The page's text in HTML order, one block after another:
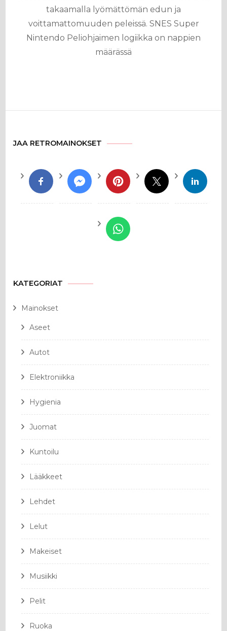
takaamalla lyömättömän edun ja
voittamattomuuden peleissä. SNES Super
Nintendo Peliohjaimen logiikka on nappien
määrässä
JAA RETROMAINOKSET
KATEGORIAT
Mainokset
Aseet
Autot
Elektroniikka
Hygienia
Juomat
Kuntoilu
Lääkkeet
Lehdet
Lelut
Makeiset
Musiikki
Pelit
Ruoka